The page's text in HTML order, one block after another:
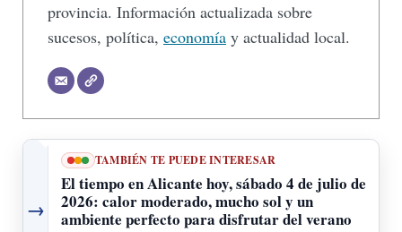
provincia. Información actualizada sobre
sucesos, política, economía y actualidad local.
→
TAMBIÉN TE PUEDE INTERESAR
El tiempo en Alicante hoy, sábado 4 de julio de
2026: calor moderado, mucho sol y un
ambiente perfecto para disfrutar del verano